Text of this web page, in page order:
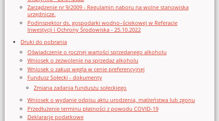
Zarządzenie nr 9/2009 - Regulamin naboru na wolne stanowiska
urzędnicze.
Podinspektor ds. gospodarki wodno–ściekowej w Referacie
Inwestycji i Ochrony Środowiska - 25.10.2022
Druki do pobrania
Oświadczenie o rocznej wartości sprzedanego alkoholu
Wniosek o zezwolenie na sprzedaz alkoholu
Wniosek o zakup węgla w cenie preferencyjnej
Fundusz Sołecki - dokumenty
Zmiana zadania funduszu sołeckiego
Wniosek o wydanie odpisu aktu urodzenia, małżeństwa lub zgonu
Przedłużenie terminu płatności z powodu COVID-19
Deklaracje podatkowe